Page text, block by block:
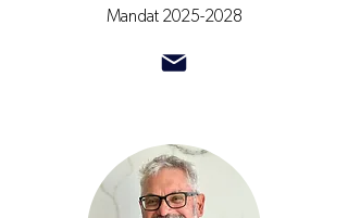
Mandat 2025-2028